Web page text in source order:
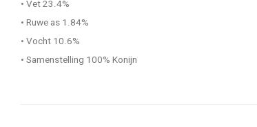
• Vet 23.4%
• Ruwe as 1.84%
• Vocht 10.6%
• Samenstelling 100% Konijn